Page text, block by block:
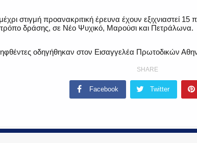
στιγμή προανακριτική έρευνα έχουν εξιχνιαστεί
τρόπο δράσης, σε Νέο Ψυχικό, Μαρούσι και Πετράλωνα.
οδηγήθηκαν στον Εισαγγελέα Πρωτοδικών
SHARE
Facebook Twitter